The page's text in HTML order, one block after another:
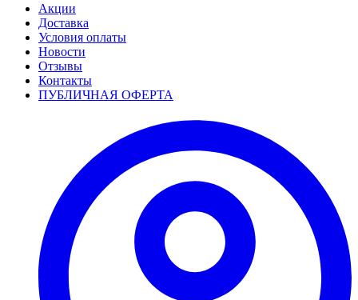
Акции
Доставка
Условия оплаты
Новости
Отзывы
Контакты
ПУБЛИЧНАЯ ОФЕРТА